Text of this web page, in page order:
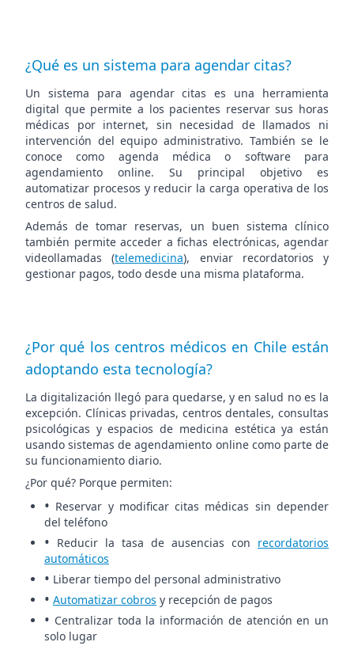
¿Qué es un sistema para agendar citas?
Un sistema para agendar citas es una herramienta
digital que permite a los pacientes reservar sus horas
médicas por internet, sin necesidad de llamados ni
intervención del equipo administrativo. También se le
conoce como agenda médica o software para
agendamiento online. Su principal objetivo es
automatizar procesos y reducir la carga operativa de los
centros de salud.
Además de tomar reservas, un buen sistema clínico
también permite acceder a fichas electrónicas, agendar
videollamadas (telemedicina), enviar recordatorios y
gestionar pagos, todo desde una misma plataforma.
¿Por qué los centros médicos en Chile están
adoptando esta tecnología?
La digitalización llegó para quedarse, y en salud no es la
excepción. Clínicas privadas, centros dentales, consultas
psicológicas y espacios de medicina estética ya están
usando sistemas de agendamiento online como parte de
su funcionamiento diario.
¿Por qué? Porque permiten:
• Reservar y modificar citas médicas sin depender
del teléfono
• Reducir la tasa de ausencias con recordatorios
automáticos
• Liberar tiempo del personal administrativo
• Automatizar cobros y recepción de pagos
• Centralizar toda la información de atención en un
solo lugar